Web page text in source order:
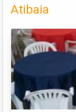
Atibaia